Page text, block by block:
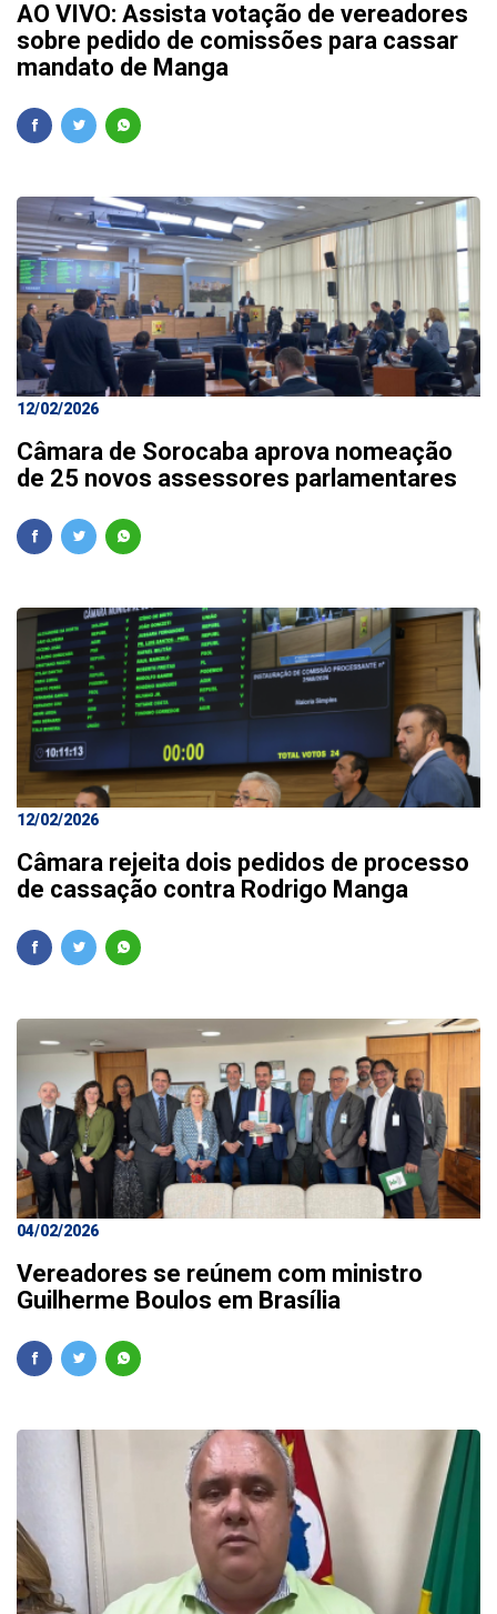
AO VIVO: Assista votação de vereadores
sobre pedido de comissões para cassar
mandato de Manga
12/02/2026
Câmara de Sorocaba aprova nomeação
de 25 novos assessores parlamentares
12/02/2026
Câmara rejeita dois pedidos de processo
de cassação contra Rodrigo Manga
04/02/2026
Vereadores se reúnem com ministro
Guilherme Boulos em Brasília